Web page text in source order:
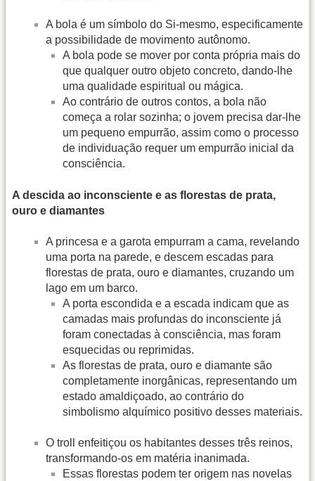
A bola é um símbolo do Si-mesmo, especificamente
a possibilidade de movimento autônomo.
A bola pode se mover por conta própria mais do
que qualquer outro objeto concreto, dando-lhe
uma qualidade espiritual ou mágica.
Ao contrário de outros contos, a bola não
começa a rolar sozinha; o jovem precisa dar-lhe
um pequeno empurrão, assim como o processo
de individuação requer um empurrão inicial da
consciência.
A descida ao inconsciente e as florestas de prata,
ouro e diamantes
A princesa e a garota empurram a cama, revelando
uma porta na parede, e descem escadas para
florestas de prata, ouro e diamantes, cruzando um
lago em um barco.
A porta escondida e a escada indicam que as
camadas mais profundas do inconsciente já
foram conectadas à consciência, mas foram
esquecidas ou reprimidas.
As florestas de prata, ouro e diamante são
completamente inorgânicas, representando um
estado amaldiçoado, ao contrário do
simbolismo alquímico positivo desses materiais.
O troll enfeitiçou os habitantes desses três reinos,
transformando-os em matéria inanimada.
Essas florestas podem ter origem nas novelas